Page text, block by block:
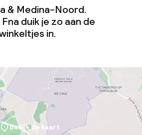
& Medina-Noord.
duik je zo aan de
in.
Bekijk de kaart